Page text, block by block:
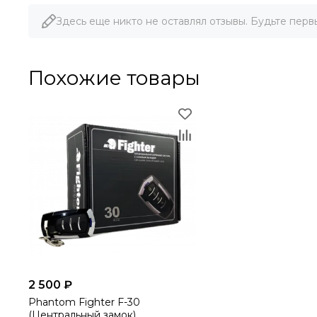
Здесь еще никто не оставлял отзывы. Будьте
Похожие товары
2 500 ₽
Phantom Fighter F-30